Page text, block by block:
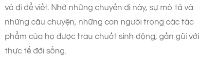
và đi để viết. Nhờ những chuyến đi này, sự mô tả và
những câu chuyện, những con người trong các tác
phẩm của họ được trau chuốt sinh động, gần gũi với
thực tế đời sống.